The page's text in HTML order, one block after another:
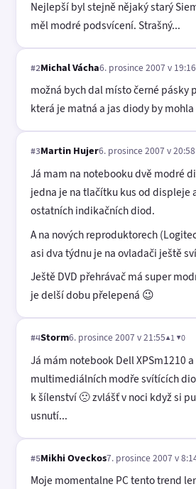
Nejlepší byl stejně nějaký starý
měl modré podsvícení. Strašný...
#2Michal Vácha6. prosince 2007 v 19:16
možná bych dal místo černé pásky
která je matná a jas diody by
#3Martin Hujer6. prosince 2007 v 20:58
Já mam na notebooku dvě modré
jedna je na tlačítku kus od displeje
ostatních indikačních diod.
A na nových reproduktorech
asi dva týdnu je na ovladači ještě
Ještě DVD přehrávač má super
je delší dobu přelepená 😉
#4Storm6. prosince 2007 v 21:55▲1 ▼0
Já mám notebook Dell XPSm1210
multimediálních modře svítících
k šílenství 🙁 zvlášť v noci když si
usnutí...
#5Mikhi Oveckos7. prosince 2007 v
Moje momentalne PC tento trend